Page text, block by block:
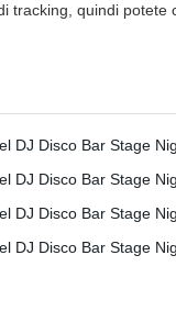
tracking, quindi